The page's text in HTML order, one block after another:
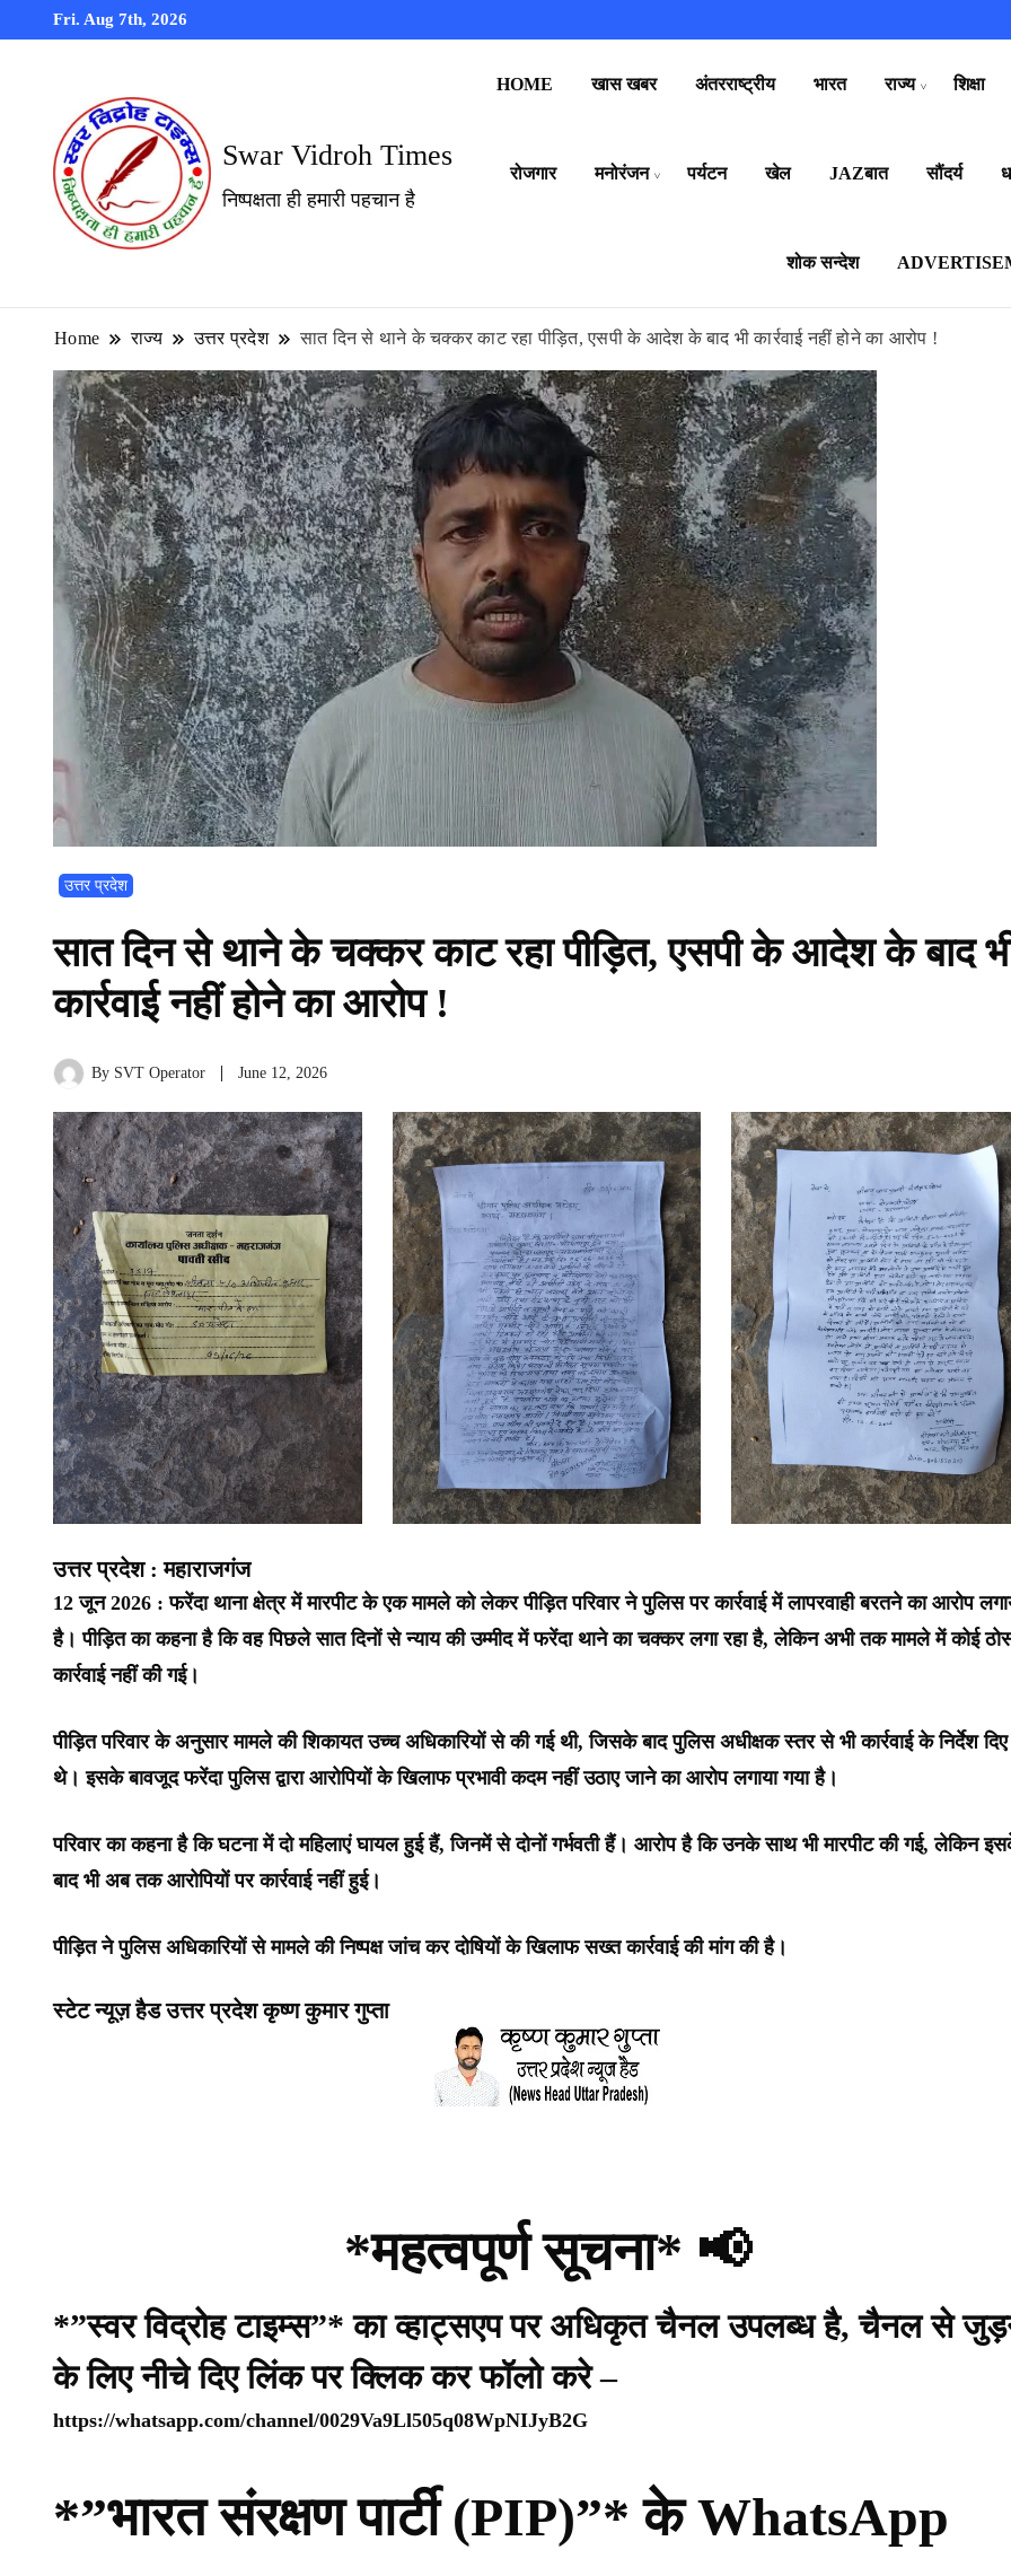
Fri. Aug 7th, 2026
Swar Vidroh Times
निष्पक्षता ही हमारी पहचान है
HOME खास खबर अंतरराष्ट्रीय भारत राज्य शिक्षा
रोजगार मनोरंजन पर्यटन खेल JAZबात सौंदर्य
शोक सन्देश
Home राज्य उत्तर प्रदेश सात दिन से थाने के चक्कर काट रहा पीड़ित, एसपी के आदेश के बाद भी कार्रवाई नहीं होने का आरोप !
उत्तर प्रदेश
सात दिन से थाने के चक्कर काट रहा पीड़ित, एसपी के आदेश के बाद
कार्रवाई नहीं होने का आरोप !
By SVT Operator June 12, 2026
उत्तर प्रदेश : महाराजगंज
12 जून 2026 : फरेंदा थाना क्षेत्र में मारपीट के एक मामले को लेकर पीड़ित परिवार ने पुलिस पर कार्रवाई में लापरवाही बरतने का आरोप
है। पीड़ित का कहना है कि वह पिछले सात दिनों से न्याय की उम्मीद में फरेंदा थाने का चक्कर लगा रहा है, लेकिन अभी तक मामले में कोई
कार्रवाई नहीं की गई।
पीड़ित परिवार के अनुसार मामले की शिकायत उच्च अधिकारियों से की गई थी, जिसके बाद पुलिस अधीक्षक स्तर से भी कार्रवाई के निर्देश
थे। इसके बावजूद फरेंदा पुलिस द्वारा आरोपियों के खिलाफ प्रभावी कदम नहीं उठाए जाने का आरोप लगाया गया है।
परिवार का कहना है कि घटना में दो महिलाएं घायल हुई हैं, जिनमें से दोनों गर्भवती हैं। आरोप है कि उनके साथ भी मारपीट की गई, लेकिन
बाद भी अब तक आरोपियों पर कार्रवाई नहीं हुई।
पीड़ित ने पुलिस अधिकारियों से मामले की निष्पक्ष जांच कर दोषियों के खिलाफ सख्त कार्रवाई की मांग की है।
स्टेट न्यूज़ हैड उत्तर प्रदेश कृष्ण कुमार गुप्ता
*महत्वपूर्ण सूचना* 📢
*”स्वर विद्रोह टाइम्स”* का व्हाट्सएप पर अधिकृत चैनल उपलब्ध है, चैनल से
के लिए नीचे दिए लिंक पर क्लिक कर फॉलो करे –
https://whatsapp.com/channel/0029Va9Ll505q08WpNIJyB2G
*”भारत संरक्षण पार्टी (PIP)”* के WhatsApp